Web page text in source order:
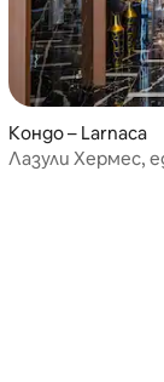
4,79 от 5, 28
Кондо – Larnaca
Лазули Хермес,